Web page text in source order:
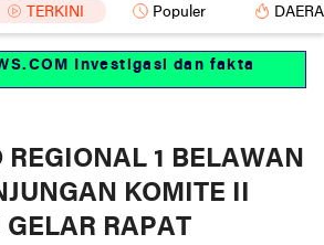
TERKINI Populer
Investigasi dan fakta
REGIONAL 1 BELAWAN
KOMITE II
GELAR RAPAT